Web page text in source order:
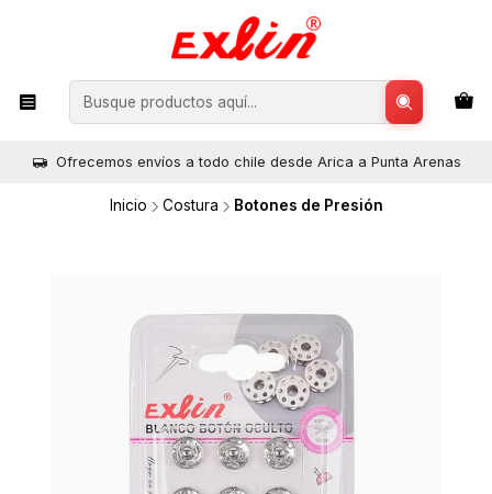
Ofrecemos envíos a todo chile desde Arica a Punta Arenas
Inicio Costura Botones de Presión